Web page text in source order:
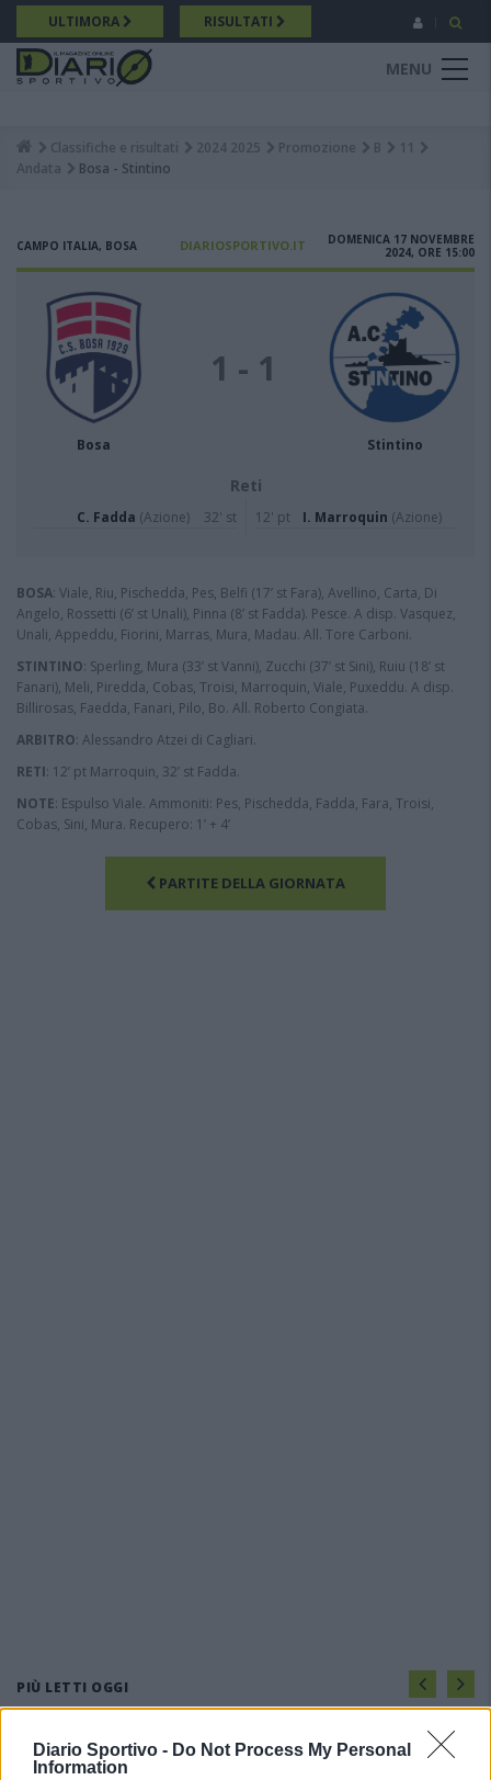
Diario Sportivo - Do Not Process My Personal
Information
Salta
al
contenuto
principale
ULTIMORA RISULTATI
MENU
Breadcrumb
Classifiche e risultati 2024 2025 Promozione B
11
Andata
Bosa - Stintino
CAMPO ITALIA, BOSA DIARIOSPORTIVO.IT
DOMENICA 17 NOVEMBRE
2024, ORE 15:00
Bosa
1 - 1
Stintino
Reti
C. Fadda (Azione) 32' st 12' pt I. Marroquin (Azione)
BOSA: Viale, Riu, Pischedda, Pes, Belfi (17’ st Fara), Avellino, Carta, Di
Angelo, Rossetti (6’ st Unali), Pinna (8’ st Fadda). Pesce. A disp. Vasquez,
Unali, Appeddu, Fiorini, Marras, Mura, Madau. All. Tore Carboni.
STINTINO: Sperling, Mura (33’ st Vanni), Zucchi (37’ st Sini), Ruiu (18’ st
Fanari), Meli, Piredda, Cobas, Troisi, Marroquin, Viale, Puxeddu. A disp.
Billirosas, Faedda, Fanari, Pilo, Bo. All. Roberto Congiata.
ARBITRO: Alessandro Atzei di Cagliari.
RETI: 12’ pt Marroquin, 32’ st Fadda.
NOTE: Espulso Viale. Ammoniti: Pes, Pischedda, Fadda, Fara, Troisi,
Cobas, Sini, Mura. Recupero: 1’ + 4’
PARTITE DELLA GIORNATA
PIÙ LETTI OGGI
Amichevole Ossese: 3-1 al Cagliari Primavera,